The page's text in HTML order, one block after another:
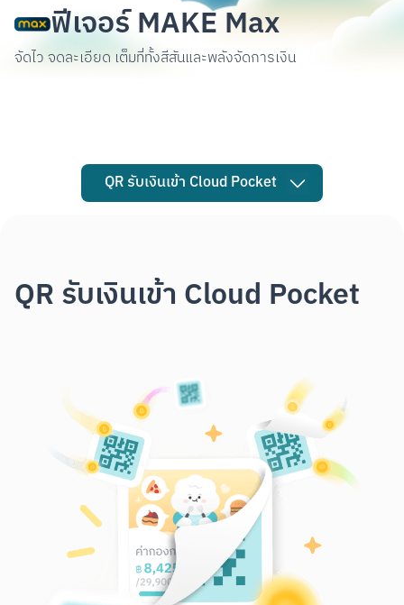
ฟีเจอร์ MAKE Max
จัดไว จดละเอียด เต็มที่ทั้งสีสันและพลังจัดการเงิน
QR รับเงินเข้า Cloud Pocket
QR รับเงินเข้า Cloud Pocket